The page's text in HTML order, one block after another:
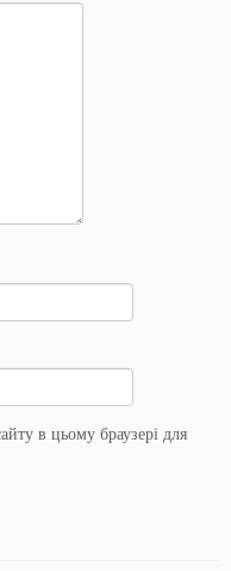
в цьому браузері для